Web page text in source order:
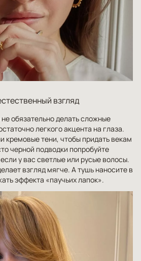
взгляд
обязательно делать сложные
легкого акцента на глаза.
кремовые тени, чтобы придать векам
черной подводки попробуйте
у вас светлые или русые волосы.
взгляд мягче. А тушь наносите в
эффекта «паучьих лапок».